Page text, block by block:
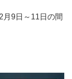
月9日～11日の間